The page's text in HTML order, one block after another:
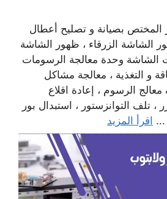
المختص بصيانة و تصليح أعطال
الشاشة الزرقاء ، ظهور الشاشة
الشاشة وحدة معالجة الرسومات
و التغذية ، معالجة مشاكل
معالج الرسوم ، إعادة اقلاع
تلف التوانزستور ، استبدال بور
... اقرأ المزيد